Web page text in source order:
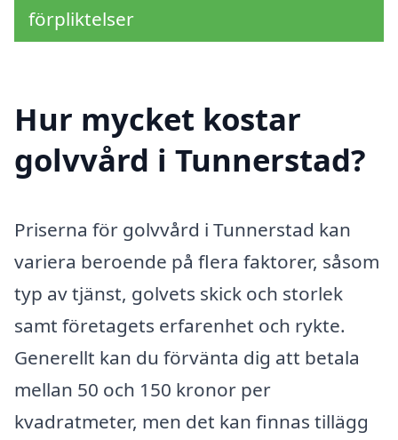
förpliktelser
Hur mycket kostar
golvvård i Tunnerstad?
Priserna för golvvård i Tunnerstad kan
variera beroende på flera faktorer, såsom
typ av tjänst, golvets skick och storlek
samt företagets erfarenhet och rykte.
Generellt kan du förvänta dig att betala
mellan 50 och 150 kronor per
kvadratmeter, men det kan finnas tillägg